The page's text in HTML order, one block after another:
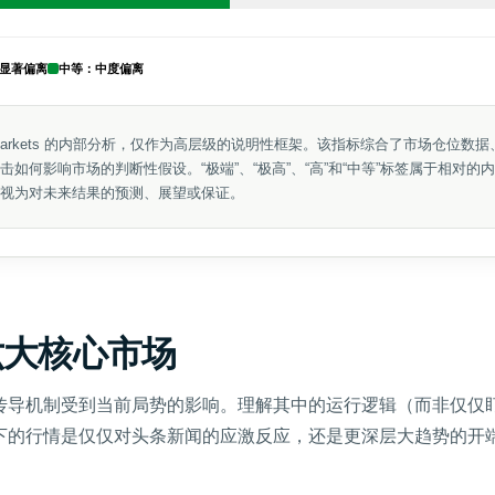
著偏离 中等：中度偏离
的内部分析，仅作为高层级的说明性框架。该指标综合了市场仓位数据
如何影响市场的判断性假设。“极端”、“极高”、“高”和“中等”标签属于相对的
为对未来结果的预测、展望或保证。
核心市场
机制受到当前局势的影响。理解其中的运行逻辑（而非仅仅
行情是仅仅对头条新闻的应激反应，还是更深层大趋势的开